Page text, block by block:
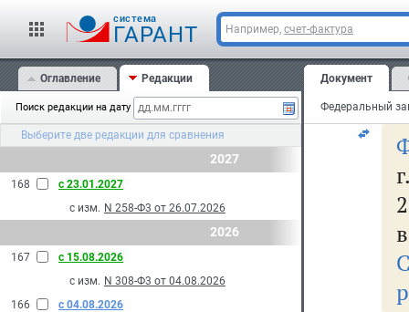
cистема
ГАРАНТ Например, счет-фактура
Оглавление Редакции
Поиск редакции на дату
Выберите две редакции для сравнения
2027
168
с 23.01.2027
с изм. N 258-Ф3 от 26.07.2026
2026
167
с 15.08.2026
с изм. N 308-Ф3 от 04.08.2026
166
с 04.08.2026
Документ